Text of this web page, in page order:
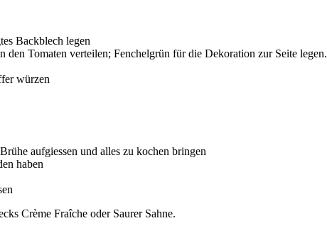
Backblech legen
Tomaten verteilen; Fenchelgrün für die Dekoration zur Seite legen.
würzen
aufgiessen und alles zu kochen bringen
haben
Crème Fraîche oder Saurer Sahne.